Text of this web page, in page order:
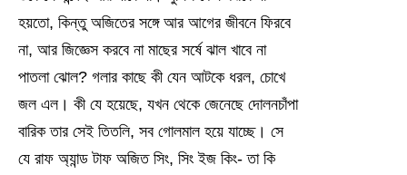
হয়তো, কিন্তু অজিতের সঙ্গে আর আগের জীবনে ফিরবে
না, আর জিজ্ঞেস করবে না মাছের সর্ষে ঝাল খাবে না
পাতলা ঝোল? গলার কাছে কী যেন আটকে ধরল, চোখে
জল এল। কী যে হয়েছে, যখন থেকে জেনেছে দোলনচাঁপা
বারিক তার সেই তিতলি, সব গোলমাল হয়ে যাচ্ছে। সে
যে রাফ অ্যান্ড টাফ অজিত সিং, সিং ইজ কিং- তা কি